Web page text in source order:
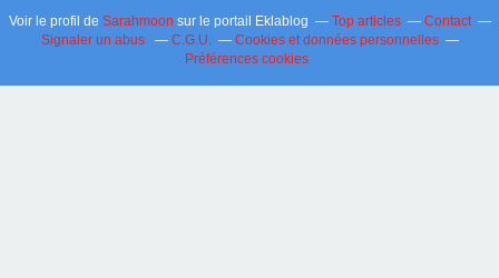
Voir le profil de Sarahmoon sur le portail Eklablog Top articles
Contact
Signaler un abus
C.G.U.
Cookies et données personnelles
Préférences cookies